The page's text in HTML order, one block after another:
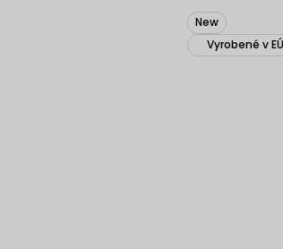
New
Vyrobené v EÚ